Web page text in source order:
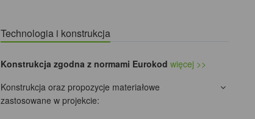
Technologia i konstrukcja
Konstrukcja zgodna z normami Eurokod więcej >>
Konstrukcja oraz propozycje materiałowe
zastosowane w projekcie: